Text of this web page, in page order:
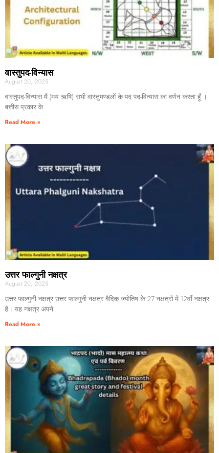
वास्तुपद-विन्यास
August 20, 2025
वास्तुपद-विन्यास मैं (मय ऋषि) सभी वास्तुमण्डलों के पद पद-विन्यास का वर्णन करता हूँ ।
बत्तीस प्रकार के
Read More »
उत्तर फाल्गुनी नक्षत्र
August 20, 2025
उत्तर फाल्गुनी नक्षत्र उत्तर फाल्गुनी नक्षत्र वैदिक ज्योतिष के 27 नक्षत्रों में 12वाँ नक्षत्र
है। यह नक्षत्र अपने
Read More »